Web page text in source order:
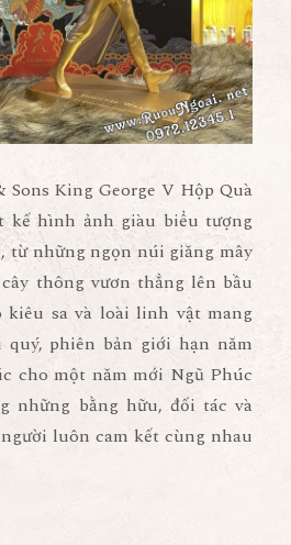
Sons King George V Hộp Quà
kế hình ảnh giàu biểu tượng
từ những ngọn núi giăng mây
thông vươn thẳng lên bầu
kiêu sa và loài linh vật mang
phiên bản giới hạn năm
cho một năm mới Ngũ Phúc
những bằng hữu, đối tác và
luôn cam kết cùng nhau